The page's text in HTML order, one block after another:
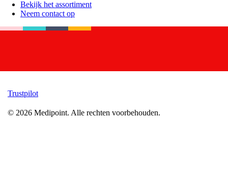
Bekijk het assortiment
Neem contact op
Trustpilot
© 2026 Medipoint. Alle rechten voorbehouden.